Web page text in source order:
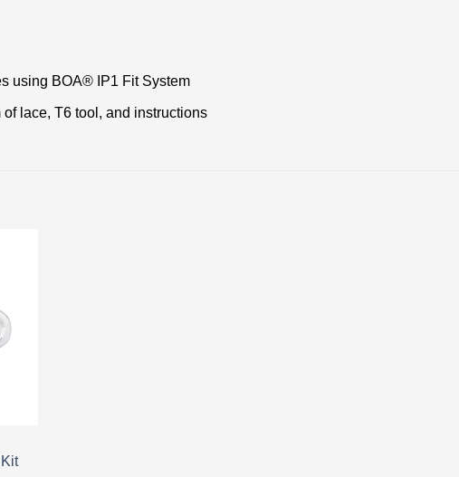
using BOA® IP1 Fit System
lace, T6 tool, and instructions